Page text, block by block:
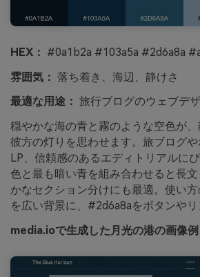
HEX： #0a1b2a #103a5a #2d6a8a
雰囲気： 落ち着き、海辺、静けさ
最適な用途： 旅行ブログのウェブデ
穏やかな海の青と霧のような空色が
彼方の灯りを思わせます。旅ブログ
LP、信頼感のあるエディトリアルに
色と最も暗い青を組み合わせると長
かなセクション分けにも最適。使い
を広い背景に、#2d6a8aをボタンやリ
media.ioで生成した月光の港の画像例